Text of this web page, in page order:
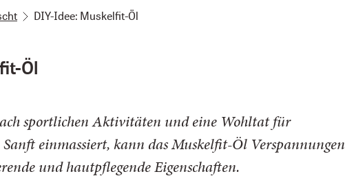
DIY-Idee: Muskelfit-Öl
Öl
sportlichen Aktivitäten und eine Wohltat für
einmassiert, kann das Muskelfit-Öl Verspannungen
und hautpflegende Eigenschaften.